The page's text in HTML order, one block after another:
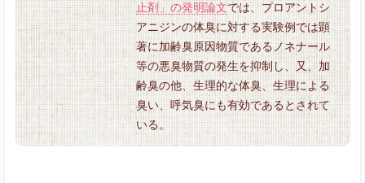
止剤」の発明論文では、プロアントシ
アニジンの体臭に対する実験例では顕
著に加齢臭原因物質であるノネナール
等の悪臭物質の発生を抑制し、又、加
齢臭の他、生理的な体臭、生理による
臭い、呼気臭にも有効であるとされて
いる。